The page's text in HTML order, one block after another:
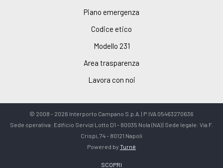
Piano emergenza
Codice etico
Modello 231
Area trasparenza
Lavora con noi
© 2008 - 2026 Interporto Campano S.p.A. | P.IVA 05463270636
Sede operativa: Edificio Servizi Lotto D1 - 80035 Nola (NA) | Sede legale: Via F.
Crispi, 74 - 80121 Napoli
Powered by Turnè
SCOPRI